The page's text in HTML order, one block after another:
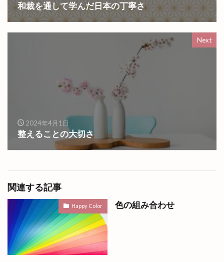
和裁を通して学んだ日本の丁寧さ
Next
2024年4月1日
整えることの大切さ
関連する記事
Happy Color 色の組み合わせ